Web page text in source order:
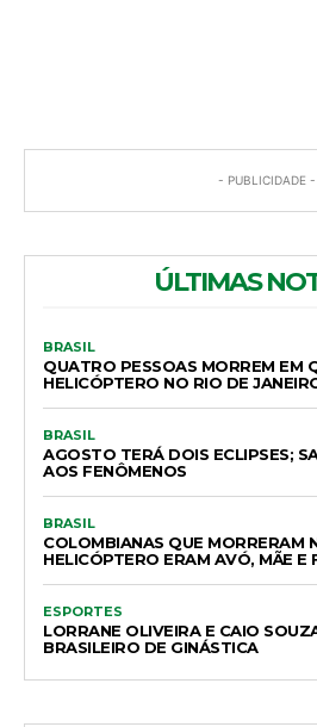
- PUBLICIDADE -
ÚLTIMAS
BRASIL
QUATRO PESSOAS MORREM EM
HELICÓPTERO NO RIO DE
BRASIL
AGOSTO TERÁ DOIS ECLIPSES;
AOS FENÔMENOS
BRASIL
COLOMBIANAS QUE MORRERAM
HELICÓPTERO ERAM AVÓ, MÃE E
ESPORTES
LORRANE OLIVEIRA E CAIO
BRASILEIRO DE GINÁSTICA